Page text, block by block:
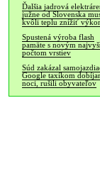
Ďalšia jadrová
južne od Slovenska
kvôli teplu znížiť
Spustená výroba flash
pamäte s novým
počtom vrstiev
Súd zakázal
Google taxíkom
noci, rušili obyvateľov